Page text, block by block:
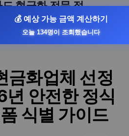
현금화 전문 정
률 높은 현금화
금화업체 선정
안전한 정식
식별 가이드
💰 예상 가능 금액 계산하기
오늘 134명이 조회했습니다